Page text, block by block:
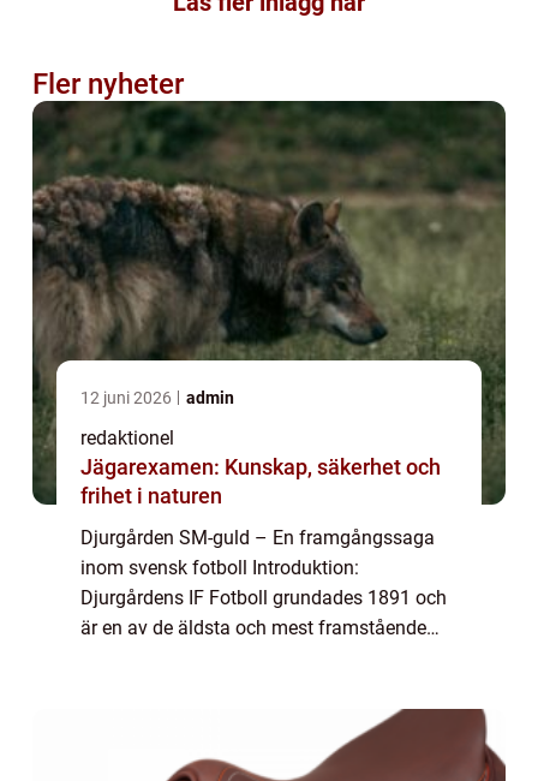
Fler nyheter
12 juni 2026 admin
redaktionel
Jägarexamen: Kunskap, säkerhet och
frihet i naturen
Djurgården SM-guld – En framgångssaga
inom svensk fotboll Introduktion:
Djurgårdens IF Fotboll grundades 1891 och
är en av de äldsta och mest framstående